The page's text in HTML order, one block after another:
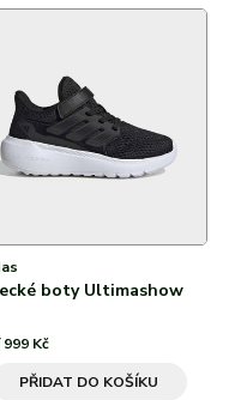
boty Ultimashow
999 Kč
PŘIDAT DO KOŠÍKU